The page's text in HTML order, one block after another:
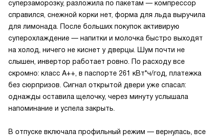
суперзаморозку, разложила по пакетам — компрессор
справился, снежной корки нет, форма для льда выручила
для лимонада. После больших покупок активирую
суперохлаждение — напитки и молочка быстро выходят
на холод, ничего не киснет у дверцы. Шум почти не
слышен, инвертор работает ровно. По расходу все
скромно: класс A++, в паспорте 261 кВт*ч/год, платежка
без сюрпризов. Сигнал открытой двери уже спасал:
однажды оставила щелочку, через минуту услышала
напоминание и успела закрыть.
В отпуске включала профильный режим — вернулась, все